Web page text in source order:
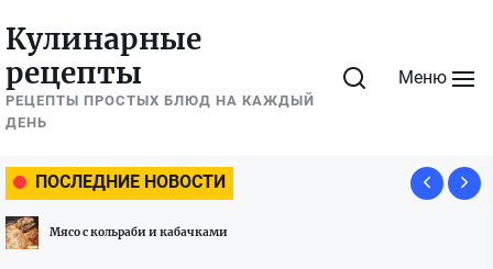
содержимому
Кулинарные
рецепты
РЕЦЕПТЫ ПРОСТЫХ БЛЮД НА КАЖДЫЙ
ДЕНЬ
Меню
ПОСЛЕДНИЕ НОВОСТИ
Мясо с кольраби и кабачками